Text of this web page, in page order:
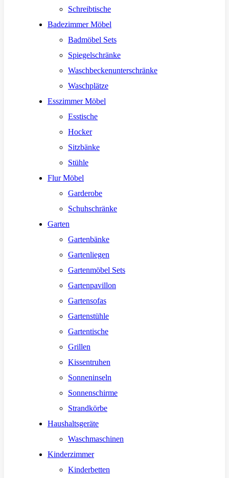
Schreibtische
Badezimmer Möbel
Badmöbel Sets
Spiegelschränke
Waschbeckenunterschränke
Waschplätze
Esszimmer Möbel
Esstische
Hocker
Sitzbänke
Stühle
Flur Möbel
Garderobe
Schuhschränke
Garten
Gartenbänke
Gartenliegen
Gartenmöbel Sets
Gartenpavillon
Gartensofas
Gartenstühle
Gartentische
Grillen
Kissentruhen
Sonneninseln
Sonnenschirme
Strandkörbe
Haushaltsgeräte
Waschmaschinen
Kinderzimmer
Kinderbetten